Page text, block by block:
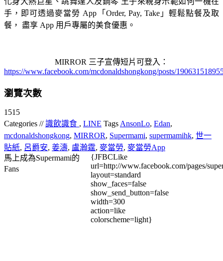
手，即可透過麥當勞 App「Order, Pay, Take」輕鬆點餐及取
餐， 盡享 App 用戶專屬的美食優惠。
MIRROR 三子宣傳短片可登入：
https://www.facebook.com/mcdonaldshongkong/posts/
瀏覽次數
1515
Categories //識飲識食 , LINE Tags AnsonLo, Edan,
mcdonaldshongkong, MIRROR, Supermami, supermamihk, 世一
貼紙, 呂爵安, 姜濤, 盧瀚霆, 麥當勞, 麥當勞App
馬上成為Supermami的
Fans
{JFBCLike
url=http://www.facebook.com/pages/
layout=standard
show_faces=false
show_send_button=false
width=300
action=like
colorscheme=light}